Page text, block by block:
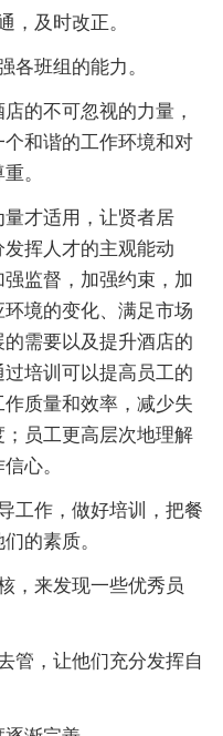
，及时改正。
各班组的能力。
的不可忽视的力量，
和谐的工作环境和对
。
才适用，让贤者居
发挥人才的主观能动
监督，加强约束，加
境的变化、满足市场
需要以及提升酒店的
培训可以提高员工的
质量和效率，减少失
员工更高层次地理解
心。
工作，做好培训，把餐
的素质。
，来发现一些优秀员
管，让他们充分发挥自